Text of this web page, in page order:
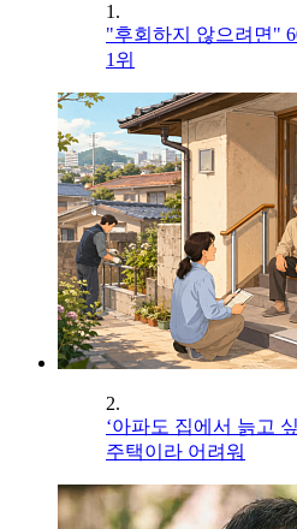
1.
"후회하지 않으려면"
1위
2.
‘아파도 집에서 늙고
주택이라 어려워